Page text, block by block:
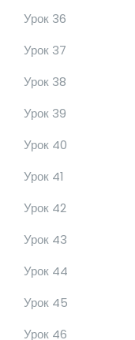
Урок 36
Урок 37
Урок 38
Урок 39
Урок 40
Урок 41
Урок 42
Урок 43
Урок 44
Урок 45
Урок 46